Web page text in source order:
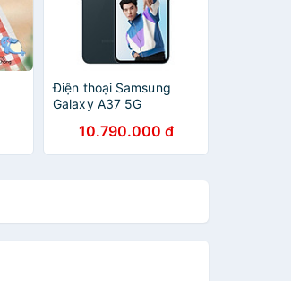
Điện thoại Samsung
Galaxy A37 5G
chính hãng
10.790.000 đ